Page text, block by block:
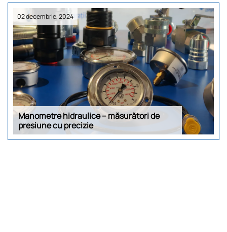
02 decembrie, 2024
Manometre hidraulice – măsurători de
presiune cu precizie